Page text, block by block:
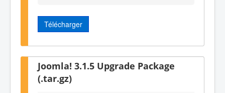
Télécharger
Joomla! 3.1.5 Upgrade Package
(.tar.gz)